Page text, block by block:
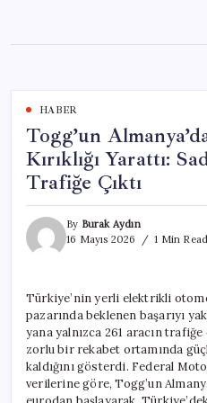
content
HABER
Togg’un
Kırıklığı Yarattı:
Trafiğe Çıktı
By Burak Aydın
16 Mayıs 2026
1 Min Read
Türkiye’nin yerli elektrikli
pazarında beklenen başarıyı
yana yalnızca 261 aracın trafiğe
zorlu bir rekabet ortamında
kaldığını gösterdi. Federal
verilerine göre, Togg’un